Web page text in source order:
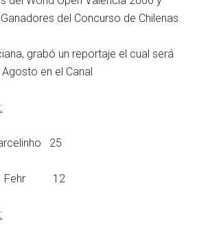
del Concurso de Chilenas.
grabó un reportaje el cual será
en el Canal
25
y Fehr 12